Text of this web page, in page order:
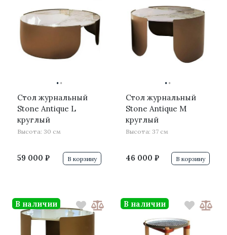
··
Стол журнальный
Stone Antique L
круглый
Высота: 30 см
59 000 ₽ В корзину
··
Стол журнальный
Stone Antique M
круглый
Высота: 37 см
46 000 ₽ В корзину
В наличии В наличии